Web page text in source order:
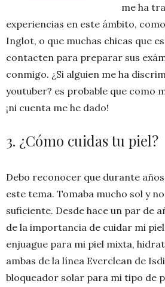
me ha
experiencias en este ámbito,
Inglot, o que muchas chicas que
contacten para preparar sus
conmigo. ¿Si alguien me ha
youtuber? es probable que como
¡ni cuenta me he dado!
3. ¿Cómo cuidas tu piel?
Debo reconocer que durante
este tema. Tomaba mucho sol y
suficiente. Desde hace un par de
de la importancia de cuidar mi
enjuague para mi piel mixta,
ambas de la línea Everclean de
bloqueador solar para mi tipo de